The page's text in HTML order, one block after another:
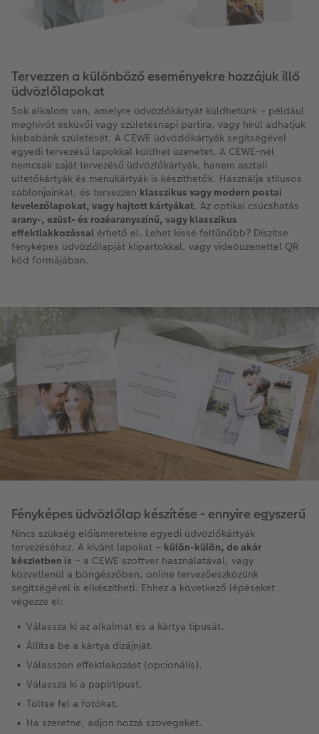
Tervezzen a különböző eseményekre hozzájuk illő
üdvözlőlapokat
Sok alkalom van, amelyre üdvözlőkártyát küldhetünk – például
meghívót esküvői vagy születésnapi partira, vagy hírül adhatjuk
kisbabánk születését. A CEWE üdvözlőkártyák segítségével
egyedi tervezésű lapokkal küldhet üzenetet. A CEWE-nél
nemcsak saját tervezésű üdvözlőkártyák, hanem asztali
ültetőkártyák és menükártyák is készíthetők. Használja stílusos
sablonjainkat, és tervezzen klasszikus vagy modern postai
levelezőlapokat, vagy hajtott kártyákat. Az optikai csúcshatás
arany-, ezüst- és rozéaranyszínű, vagy klasszikus
effektlakkozással érhető el. Lehet kissé feltűnőbb? Díszítse
fényképes üdvözlőlapját klipartokkal, vagy videóüzenettel QR
kód formájában.
Fényképes üdvözlőlap készítése - ennyire egyszerű
Nincs szükség előismeretekre egyedi üdvözlőkártyák
tervezéséhez. A kívánt lapokat – külön-külön, de akár
készletben is – a CEWE szoftver használatával, vagy
közvetlenül a böngészőben, online tervezőeszközünk
segítségével is elkészítheti. Ehhez a következő lépéseket
végezze el:
Válassza ki az alkalmat és a kártya típusát.
Állítsa be a kártya dizájnját.
Válasszon effektlakozást (opcionális).
Válassza ki a papírtípust.
Töltse fel a fotókat.
Ha szeretne, adjon hozzá szövegeket.